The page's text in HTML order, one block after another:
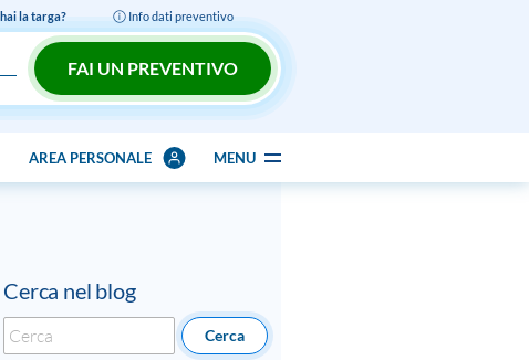
FAI UN PREVENTIVO
la targa? Info dati preventivo
AREA PERSONALE MENU
Cerca nel blog
Search
for: